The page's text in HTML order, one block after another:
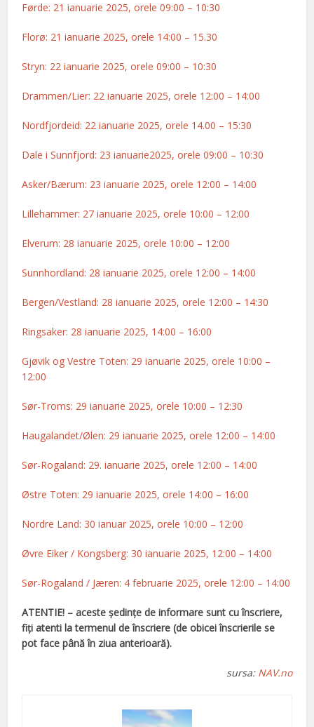
Førde: 21 ianuarie 2025, orele 09:00 – 10:30
Florø: 21 ianuarie 2025, orele 14:00 – 15.30
Stryn: 22 ianuarie 2025, orele 09:00 – 10:30
Drammen/Lier: 22 ianuarie 2025, orele 12:00 – 14:00
Nordfjordeid: 22 ianuarie 2025, orele 14.00 – 15:30
Dale i Sunnfjord: 23 ianuarie2025, orele 09:00 – 10:30
Asker/Bærum: 23 ianuarie 2025, orele 12:00 – 14:00
Lillehammer: 27 ianuarie 2025, orele 10:00 – 12:00
Elverum: 28 ianuarie 2025, orele 10:00 – 12:00
Sunnhordland: 28 ianuarie 2025, orele 12:00 – 14:00
Bergen/Vestland: 28 ianuarie 2025, orele 12:00 – 14:30
Ringsaker: 28 ianuarie 2025, 14:00 – 16:00
Gjøvik og Vestre Toten: 29 ianuarie 2025, orele 10:00 –
12:00
Sør-Troms: 29 ianuarie 2025, orele 10:00 – 12:30
Haugalandet/Ølen: 29 ianuarie 2025, orele 12:00 – 14:00
Sør-Rogaland: 29. ianuarie 2025, orele 12:00 – 14:00
Østre Toten: 29 ianuarie 2025, orele 14:00 – 16:00
Nordre Land: 30 ianuar 2025, orele 10:00 – 12:00
Øvre Eiker / Kongsberg: 30 ianuarie 2025, 12:00 – 14:00
Sør-Rogaland / Jæren: 4 februarie 2025, orele 12:00 – 14:00
ATENTIE! – aceste ședințe de informare sunt cu înscriere,
fiți atenti la termenul de înscriere (de obicei înscrierile se
pot face până în ziua anterioară).
sursa: NAV.no